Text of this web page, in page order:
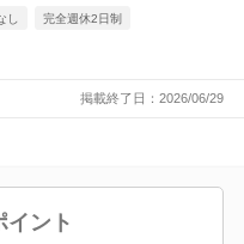
し 完全週休2日制
掲載終了日：2026/06/29
イント